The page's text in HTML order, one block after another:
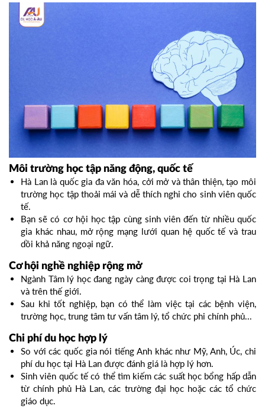
Môi trường học tập năng động, quốc tế
Hà Lan là quốc gia đa văn hóa, cởi mở và thân thiện, tạo môi
trường học tập thoải mái và dễ thích nghi cho sinh viên quốc
tế.
Bạn sẽ có cơ hội học tập cùng sinh viên đến từ nhiều quốc
gia khác nhau, mở rộng mạng lưới quan hệ quốc tế và trau
dồi khả năng ngoại ngữ.
Cơ hội nghề nghiệp rộng mở
Ngành Tâm lý học đang ngày càng được coi trọng tại Hà Lan
và trên thế giới.
Sau khi tốt nghiệp, bạn có thể làm việc tại các bệnh viện,
trường học, trung tâm tư vấn tâm lý, tổ chức phi chính phủ...
Chi phí du học hợp lý
So với các quốc gia nói tiếng Anh khác như Mỹ, Anh, Úc, chi
phí du học tại Hà Lan được đánh giá là hợp lý hơn.
Sinh viên quốc tế có thể tìm kiếm các suất học bổng hấp dẫn
từ chính phủ Hà Lan, các trường đại học hoặc các tổ chức
giáo dục.